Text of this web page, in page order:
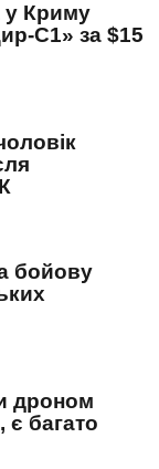
у Криму
С1» за $15
бойову
дроном
є багато